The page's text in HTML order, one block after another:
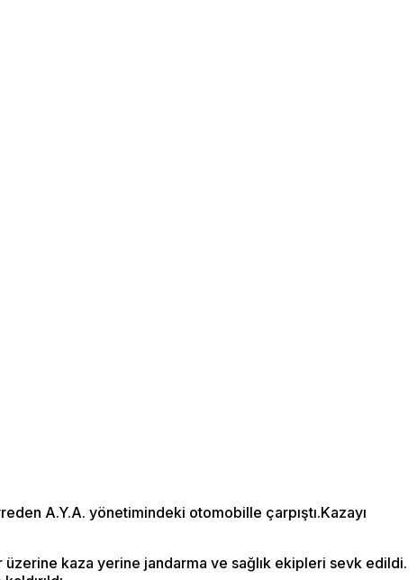
A.Y.A. yönetimindeki otomobille çarpıştı.Kazayı
kaza yerine jandarma ve sağlık ekipleri sevk edildi.